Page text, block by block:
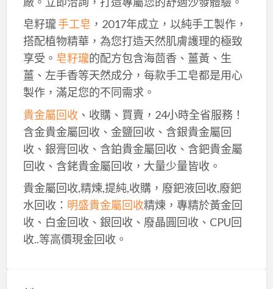
皂籽瓏手工皂 ，2017年成立，以純手工製作，
搭配植物精華，為您打造天然肌膚護理的極致
享受。 皂籽瓏的配方包含海茴香、薑黃、生
薑、左手香等天然成分，每款手工皂都是用心
製作，滿足您的不同需求。
貴金屬回收、收購、買賣，24小時全省服務！
含金貴金屬回收、金鹽回收、含銀貴金屬回
收、銀膏回收、含鉑貴金屬回收、含鈀貴金屬
回收、含銠貴金屬回收，大量少量皆收。
貴金屬回收,精煉,提純,收購，廢鈀液回收,廢鈀
水回收： 明盛貴金屬回收精煉，專精於黃金回
收、白金回收、銀回收、廢晶圓回收、CPU回
收..等高價現金回收。